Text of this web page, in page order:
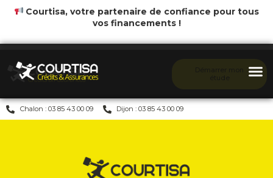
Courtisa, votre partenaire de confiance pour tous
vos financements !
Chalon : 03 85 43 00 09 Dijon : 03 85 43 00 09